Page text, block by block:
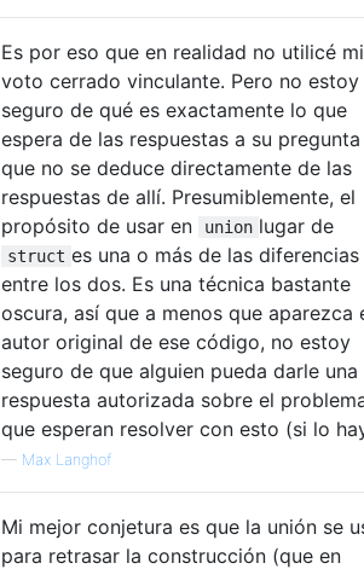
Es por eso que en realidad no utilicé mi
voto cerrado vinculante. Pero no estoy
seguro de qué es exactamente lo que
espera de las respuestas a su pregunta
que no se deduce directamente de las
respuestas de allí. Presumiblemente, el
propósito de usar en
union lugar de
struct es una o más de las diferencias
entre los dos. Es una técnica bastante
oscura, así que a menos que aparezca
autor original de ese código, no estoy
seguro de que alguien pueda darle una
respuesta autorizada sobre el
que esperan resolver con esto (si lo
— Max Langhof
Mi mejor conjetura es que la unión se
para retrasar la construcción (que en